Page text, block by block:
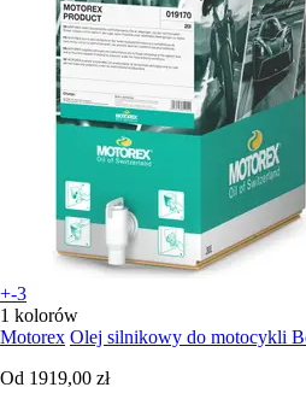
+-3
1 kolorów
Motorex Olej silnikowy do motocykli
Od 1919,00 zł